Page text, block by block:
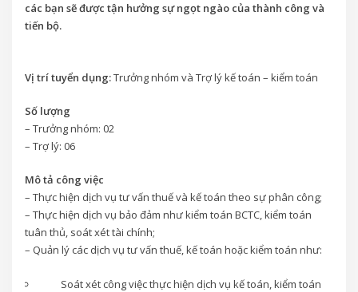
các bạn sẽ được tận hưởng sự ngọt ngào của thành công và
tiến bộ.
Vị trí tuyển dụng:Trưởng nhóm và Trợ lý kế toán – kiểm toán
Số lượng
– Trưởng nhóm: 02
– Trợ lý: 06
Mô tả công việc
– Thực hiện dịch vụ tư vấn thuế và kế toán theo sự phân công;
– Thực hiện dịch vụ bảo đảm như kiểm toán BCTC, kiểm toán
tuân thủ, soát xét tài chính;
– Quản lý các dịch vụ tư vấn thuế, kế toán hoặc kiểm toán như:
Soát xét công việc thực hiện dịch vụ kế toán, kiểm toán